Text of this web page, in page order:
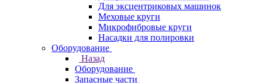
Для эксцентриковых машинок
Меховые круги
Микрофибровые круги
Насадки для полировки
Оборудование
Назад
Оборудование
Запасные части